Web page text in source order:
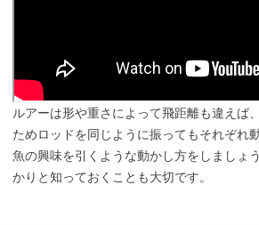
ルアーは形や重さによって飛距離も違えば
ためロッドを同じように振ってもそれぞれ
魚の興味を引くような動かし方をしましょ
かりと知っておくことも大切です。